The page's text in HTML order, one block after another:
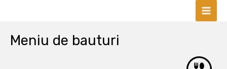
Main
Meniu de bauturi